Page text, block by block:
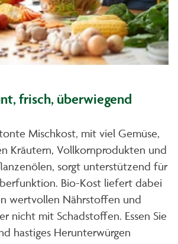
frisch, überwiegend
Mischkost, mit viel Gemüse,
Kräutern, Vollkornprodukten und
sorgt unterstützend für
Bio-Kost liefert dabei
wertvollen Nährstoffen und
nicht mit Schadstoffen. Essen Sie
hastiges Herunterwürgen